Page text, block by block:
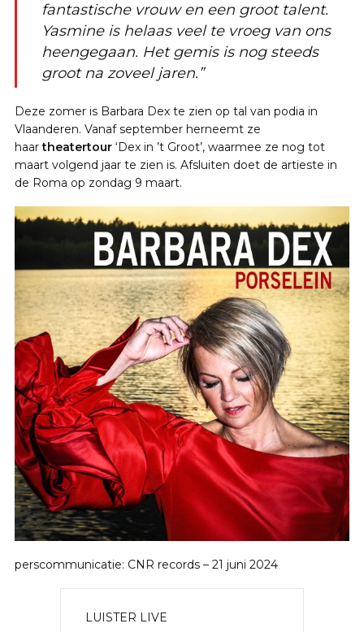
fantastische vrouw en een groot talent.
Yasmine is helaas veel te vroeg van ons
heengegaan. Het gemis is nog steeds
groot na zoveel jaren.”
Deze zomer is Barbara Dex te zien op tal van podia in
Vlaanderen. Vanaf september herneemt ze
haartheatertour ‘Dex in ’t Groot’, waarmee ze nog tot
maart volgend jaar te zien is. Afsluiten doet de artieste in
de Roma op zondag 9 maart.
perscommunicatie: CNR records – 21 juni 2024
LUISTER LIVE